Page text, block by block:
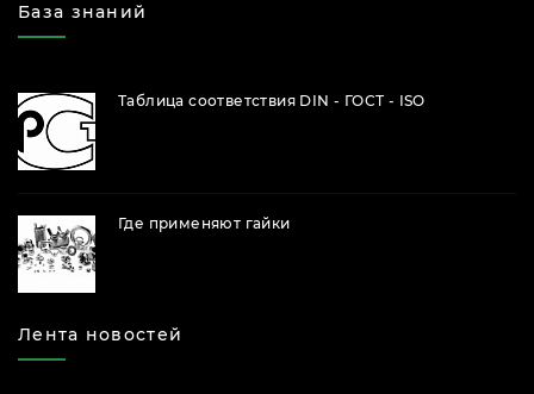
База знаний
Таблица соответствия DIN - ГОСТ - ISO
Где применяют гайки
Лента новостей